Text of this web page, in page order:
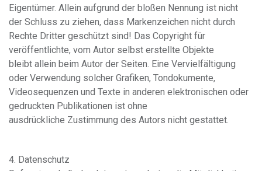
Eigentümer. Allein aufgrund der bloßen Nennung ist nicht
der Schluss zu ziehen, dass Markenzeichen nicht durch
Rechte Dritter geschützt sind! Das Copyright für
veröffentlichte, vom Autor selbst erstellte Objekte
bleibt allein beim Autor der Seiten. Eine Vervielfältigung
oder Verwendung solcher Grafiken, Tondokumente,
Videosequenzen und Texte in anderen elektronischen oder
gedruckten Publikationen ist ohne
ausdrückliche Zustimmung des Autors nicht gestattet.
4. Datenschutz